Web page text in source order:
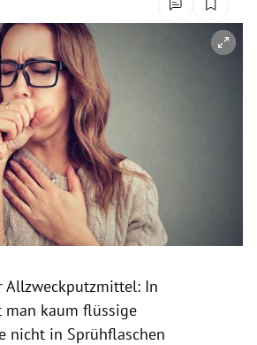
schließen
Allzweckputzmittel: In
man kaum flüssige
nicht in Sprühflaschen